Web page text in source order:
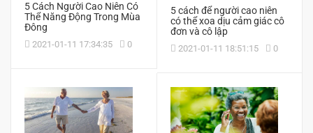
5 Cách Người Cao Niên Có
Thể Năng Động Trong Mùa
Đông
2021-01-11 17:34:35 0
5 cách để người cao niên
có thể xoa dịu cảm giác cô
đơn và cô lập
2021-01-11 18:51:15 0